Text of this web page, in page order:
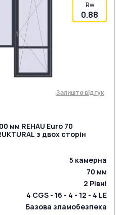
Rw
0.88
Залиште відгук
мм REHAU Euro 70
з двох сторін
5 камерна
70 мм
2 Рівні
4 CGS - 16 - 4 - 12 - 4 LE
Базова зламобезпека